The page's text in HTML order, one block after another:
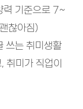
력 기준으로 7~
찮아짐)
쓰는 취미생활
취미가 직업이